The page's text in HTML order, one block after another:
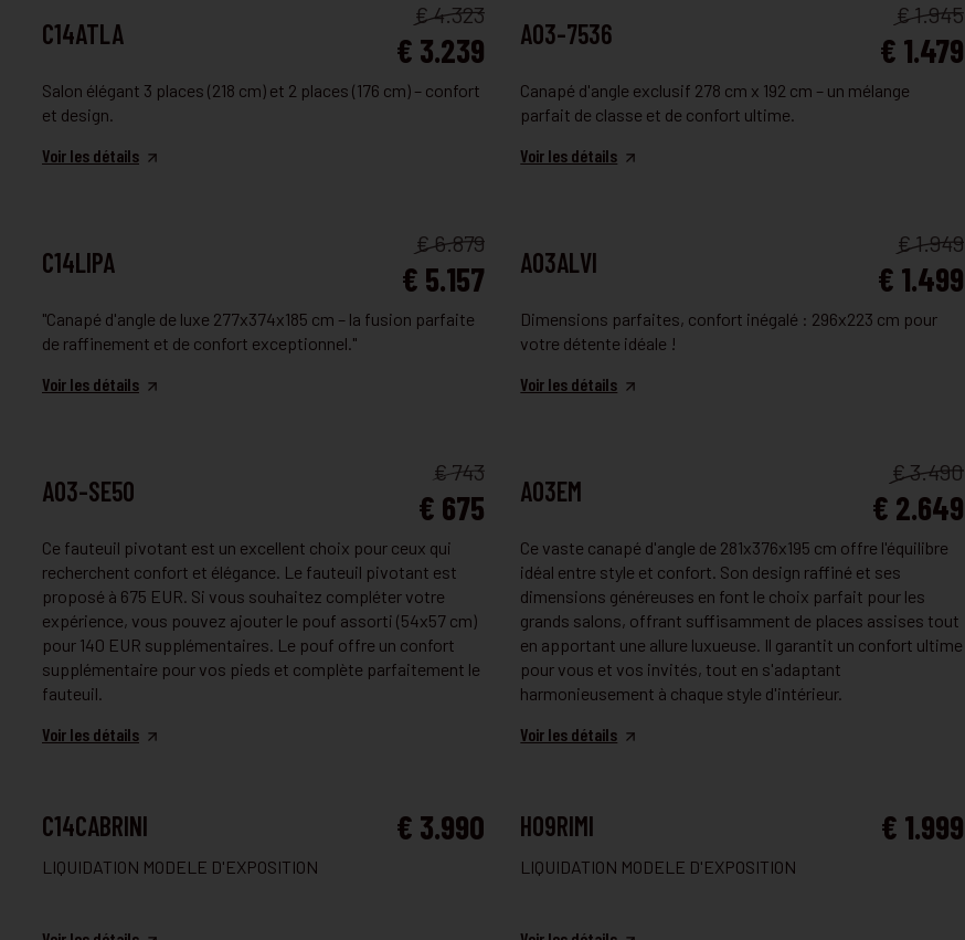
C14ATLA
€ 4.323
€ 3.239
Salon élégant 3 places (218 cm) et 2 places (176 cm) – confort
et design.
Voir les détails
A03-7536
€ 1.945
€ 1.479
Canapé d'angle exclusif 278 cm x 192 cm – un mélange
parfait de classe et de confort ultime.
Voir les détails
C14LIPA
€ 6.879
€ 5.157
"Canapé d'angle de luxe 277x374x185 cm – la fusion parfaite
de raffinement et de confort exceptionnel."
Voir les détails
A03ALVI
€ 1.949
€ 1.499
Dimensions parfaites, confort inégalé : 296x223 cm pour
votre détente idéale !
Voir les détails
A03-SE50
€ 743
€ 675
Ce fauteuil pivotant est un excellent choix pour ceux qui
recherchent confort et élégance. Le fauteuil pivotant est
proposé à 675 EUR. Si vous souhaitez compléter votre
expérience, vous pouvez ajouter le pouf assorti (54x57 cm)
pour 140 EUR supplémentaires. Le pouf offre un confort
supplémentaire pour vos pieds et complète parfaitement le
fauteuil.
Voir les détails
A03EM
€ 3.490
€ 2.649
Ce vaste canapé d'angle de 281x376x195 cm offre l'équilibre
idéal entre style et confort. Son design raffiné et ses
dimensions généreuses en font le choix parfait pour les
grands salons, offrant suffisamment de places assises tout
en apportant une allure luxueuse. Il garantit un confort ultime
pour vous et vos invités, tout en s'adaptant
harmonieusement à chaque style d'intérieur.
Voir les détails
C14CABRINI € 3.990
LIQUIDATION MODELE D'EXPOSITION
H09RIMI € 1.999
LIQUIDATION MODELE D'EXPOSITION